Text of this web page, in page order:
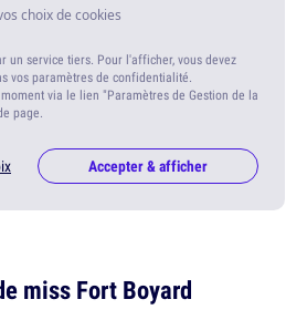
choix de cookies
un service tiers. Pour l'afficher, vous devez
vos paramètres de confidentialité.
via le lien "Paramètres de Gestion de la
page.
Accepter & afficher
miss Fort Boyard